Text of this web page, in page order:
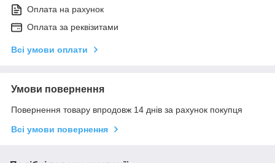
Оплата на рахунок
Оплата за реквізитами
Всі умови оплати
Умови повернення
Повернення товару впродовж 14 днів за рахунок покупця
Всі умови повернення